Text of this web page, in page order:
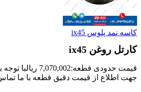
کاسه نمد پلوس ix45
کارتل روغن ix45
قیمت حدودی قطعه:7,070,002 ریالبا
جهت اطلاع از قیمت دقیق قطعه با ما